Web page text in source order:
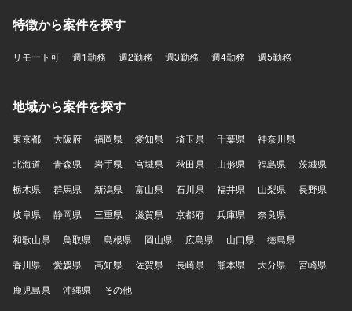
特徴から案件を探す
リモート可 週1勤務 週2勤務 週3勤務 週4勤務 週5勤務
地域から案件を探す
東京都 大阪府 福岡県 愛知県 埼玉県 千葉県
神奈川県
北海道
青森県 岩手県 宮城県 秋田県 山形県 福島県
茨城県
栃木県
群馬県 新潟県 富山県 石川県 福井県 山梨県
長野県
岐阜県
静岡県 三重県 滋賀県 京都府 兵庫県
奈良県
和歌山県
鳥取県 島根県 岡山県 広島県 山口県
徳島県
香川県
愛媛県 高知県 佐賀県 長崎県 熊本県 大分県
宮崎県
鹿児島県
沖縄県 その他